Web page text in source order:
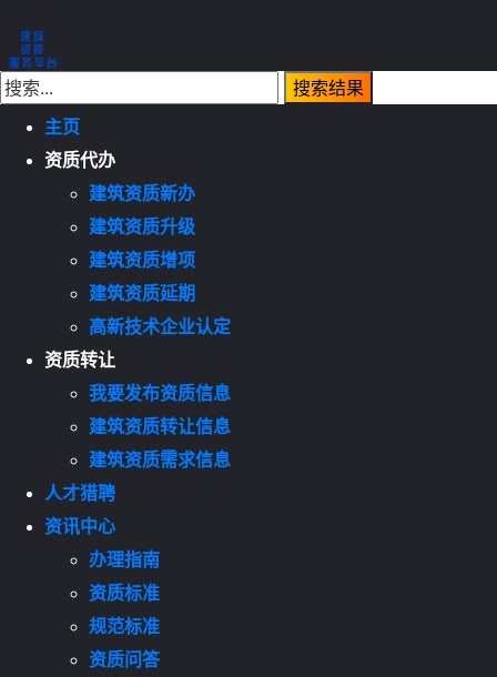
主页
资质代办
建筑资质新办
建筑资质升级
建筑资质增项
建筑资质延期
高新技术企业认定
资质转让
我要发布资质信息
建筑资质转让信息
建筑资质需求信息
人才猎聘
资讯中心
办理指南
资质标准
规范标准
资质问答